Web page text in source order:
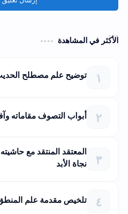
الأكثر في المشاهدة
توضيح علم مصطلح
أبواب التصوف مقاماته
المعتقد المنتقد مع
نجاة الأبد
تلخيص مقدمة علم